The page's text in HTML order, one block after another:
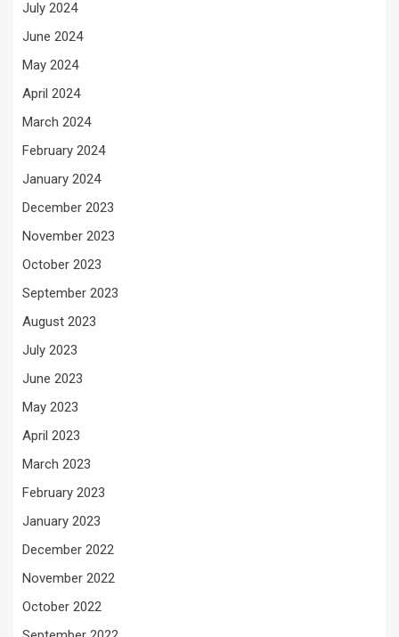
July 2024
June 2024
May 2024
April 2024
March 2024
February 2024
January 2024
December 2023
November 2023
October 2023
September 2023
August 2023
July 2023
June 2023
May 2023
April 2023
March 2023
February 2023
January 2023
December 2022
November 2022
October 2022